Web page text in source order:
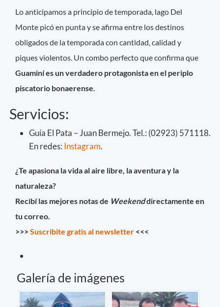
Lo anticipamos a principio de temporada, lago Del
Monte picó en punta y se afirma entre los destinos
obligados de la temporada con cantidad, calidad y
piques violentos. Un combo perfecto que confirma que
Guaminí es un verdadero protagonista en el periplo
piscatorio bonaerense.
Servicios:
Guía El Pata – Juan Bermejo. Tel.: (02923) 571118.
En redes: Instagram.
¿Te apasiona la vida al aire libre, la aventura y la
naturaleza?
Recibí las mejores notas de Weekenddirectamente en
tu correo.
>>>Suscribite gratis al newsletter <<<
Galería de imágenes